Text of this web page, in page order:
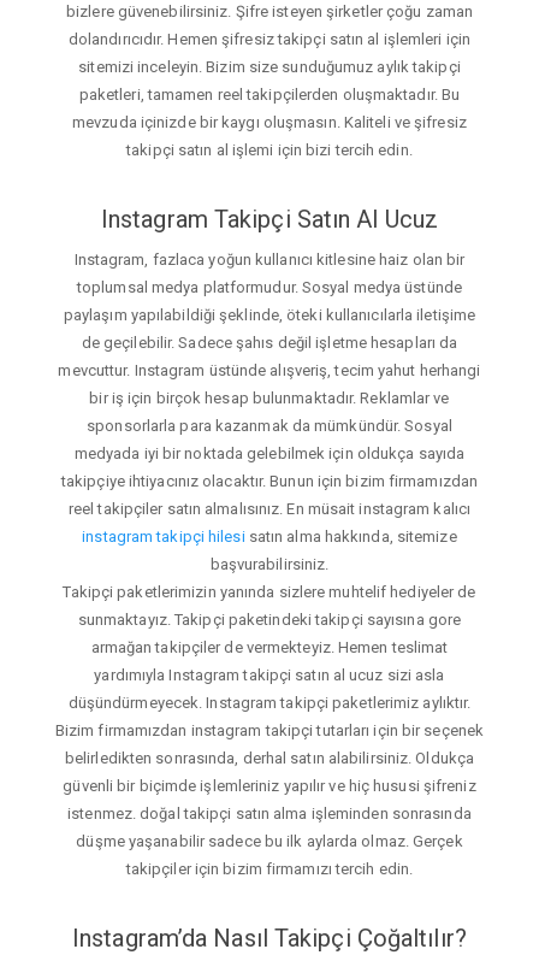
bizlere güvenebilirsiniz. Şifre isteyen şirketler çoğu zaman
dolandırıcıdır. Hemen şifresiz takipçi satın al işlemleri için
sitemizi inceleyin. Bizim size sunduğumuz aylık takipçi
paketleri, tamamen reel takipçilerden oluşmaktadır. Bu
mevzuda içinizde bir kaygı oluşmasın. Kaliteli ve şifresiz
takipçi satın al işlemi için bizi tercih edin.
Instagram Takipçi Satın Al Ucuz
Instagram, fazlaca yoğun kullanıcı kitlesine haiz olan bir
toplumsal medya platformudur. Sosyal medya üstünde
paylaşım yapılabildiği şeklinde, öteki kullanıcılarla iletişime
de geçilebilir. Sadece şahıs değil işletme hesapları da
mevcuttur. Instagram üstünde alışveriş, tecim yahut herhangi
bir iş için birçok hesap bulunmaktadır. Reklamlar ve
sponsorlarla para kazanmak da mümkündür. Sosyal
medyada iyi bir noktada gelebilmek için oldukça sayıda
takipçiye ihtiyacınız olacaktır. Bunun için bizim firmamızdan
reel takipçiler satın almalısınız. En müsait instagram kalıcı
instagram takipçi hilesisatın alma hakkında, sitemize
başvurabilirsiniz.
Takipçi paketlerimizin yanında sizlere muhtelif hediyeler de
sunmaktayız. Takipçi paketindeki takipçi sayısına gore
armağan takipçiler de vermekteyiz. Hemen teslimat
yardımıyla Instagram takipçi satın al ucuz sizi asla
düşündürmeyecek. Instagram takipçi paketlerimiz aylıktır.
Bizim firmamızdan instagram takipçi tutarları için bir seçenek
belirledikten sonrasında, derhal satın alabilirsiniz. Oldukça
güvenli bir biçimde işlemleriniz yapılır ve hiç hususi şifreniz
istenmez. doğal takipçi satın alma işleminden sonrasında
düşme yaşanabilir sadece bu ilk aylarda olmaz. Gerçek
takipçiler için bizim firmamızı tercih edin.
Instagram’da Nasıl Takipçi Çoğaltılır?